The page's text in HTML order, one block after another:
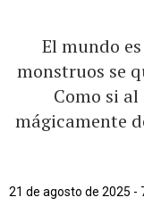
El mundo
monstruos se
Como si
mágicamente
21 de agosto de 2025 -